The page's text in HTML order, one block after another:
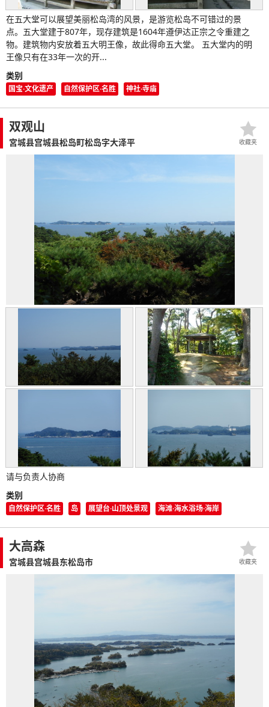
在五大堂可以展望美丽松岛湾的风景，是游览松岛不可错过的景
点。五大堂建于807年，现存建筑是1604年遵伊达正宗之令重建之
物。建筑物内安放着五大明王像，故此得命五大堂。 五大堂内的明
王像只有在33年一次的开...
类别
国宝·文化遗产 自然保护区·名胜 神社·寺庙
双观山
宮城县宫城县松岛町松岛字大泽平
请与负责人协商
类别
自然保护区·名胜 岛 展望台·山顶处景观 海滩·海水浴场·海岸
收藏夹
大高森
宮城县宫城县东松岛市 收藏夹